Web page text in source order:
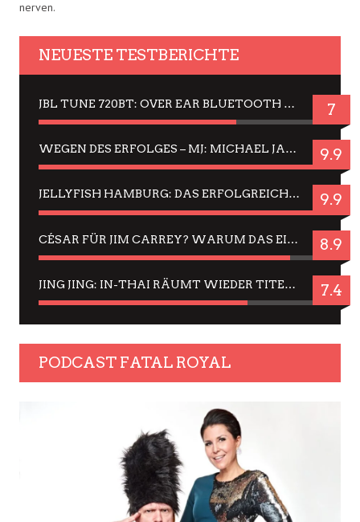
nerven.
NEUESTE TESTBERICHTE
JBL TUNE 720BT: OVER EAR BLUETOOTH KOPFHÖRER UM DIE 50,-€ IM DAUER-TEST 7
WEGEN DES ERFOLGES – MJ: MICHAEL JACKSON MUSICAL IN EINER MATINEE SEHEN 9.9
JELLYFISH HAMBURG: DAS ERFOLGREICHE SOMMER-MENÜ 2025 IN GEFÜHLEN UND BILDERN 9.9
CÉSAR FÜR JIM CARREY? WARUM DAS EINER DER NERVIGSTEN ACTORS IST UND BLEIBT 8.9
JING JING: IN-THAI RÄUMT WIEDER TITEL AB – EIN ZWEI-STUNDEN-ERLEBNISBERICHT 7.4
PODCAST FATAL ROYAL